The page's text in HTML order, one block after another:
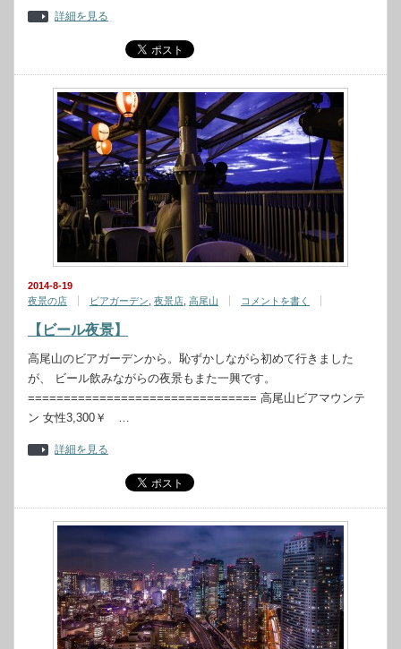
詳細を見る
2014-8-19
夜景の店
ビアガーデン 夜景店 高尾山 コメントを書く
【ビール夜景】
高尾山のビアガーデンから。恥ずかしながら初めて行きました
が、 ビール飲みながらの夜景もまた一興です。
================================ 高尾山ビアマウンテ
ン 女性3,300￥ …
詳細を見る